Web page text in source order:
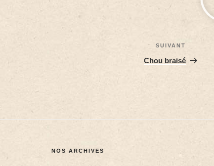
SUIVANT
Chou braisé
NOS ARCHIVES